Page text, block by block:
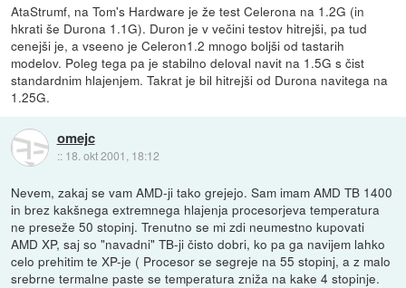
AtaStrumf, na Tom's Hardware je že test Celerona na 1.2G (in
hkrati še Durona 1.1G). Duron je v večini testov hitrejši, pa tud
cenejši je, a vseeno je Celeron1.2 mnogo boljši od tastarih
modelov. Poleg tega pa je stabilno deloval navit na 1.5G s čist
standardnim hlajenjem. Takrat je bil hitrejši od Durona navitega na
1.25G.
omejc
:: 18. okt 2001, 18:12
Nevem, zakaj se vam AMD-ji tako grejejo. Sam imam AMD TB 1400
in brez kakšnega extremnega hlajenja procesorjeva temperatura
ne preseže 50 stopinj. Trenutno se mi zdi neumestno kupovati
AMD XP, saj so "navadni" TB-ji čisto dobri, ko pa ga navijem lahko
celo prehitim te XP-je ( Procesor se segreje na 55 stopinj, a z malo
srebrne termalne paste se temperatura zniža na kake 4 stopinje.